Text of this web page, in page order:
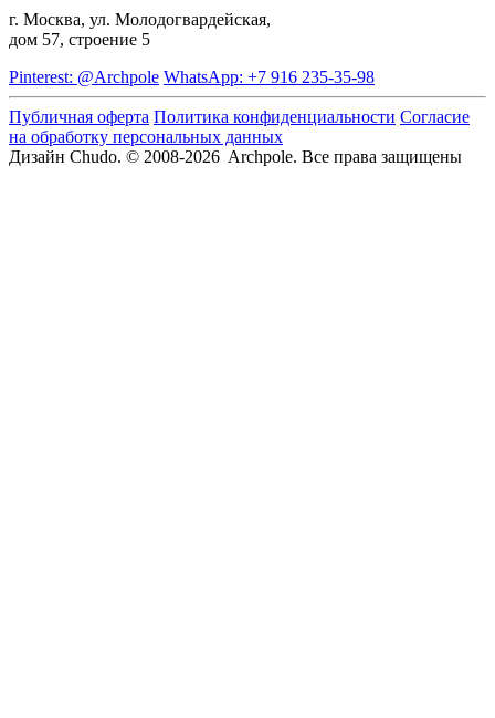
г. Москва, ул. Молодогвардейская,
дом 57, строение 5
Pinterest: @Archpole WhatsApp: +7 916 235-35-98
Публичная оферта Политика конфиденциальности Согласие
на обработку персональных данных
Дизайн Chudo. © 2008-2026 Archpole. Все права защищены